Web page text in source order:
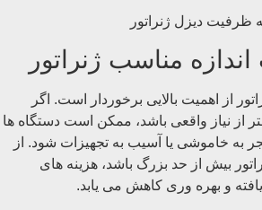
مناسب ژنراتور
از اهمیت بالایی برخوردار است. اگر
از نیاز واقعی باشد، ممکن است دستگاه‌ ها
به خاموشی یا آسیب به تجهیزات شود. از
بیش از حد بزرگ باشد، هزینه ‌های
و بهره‌ وری کاهش می ‌یابد.